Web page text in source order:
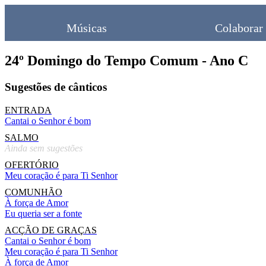
Músicas Colaborar
24º Domingo do Tempo Comum - Ano C
Sugestões de cânticos
ENTRADA
Cantai o Senhor é bom
SALMO
Ainda sem sugestões
OFERTÓRIO
Meu coração é para Ti Senhor
COMUNHÃO
À força de Amor
Eu queria ser a fonte
ACÇÃO DE GRAÇAS
Cantai o Senhor é bom
Meu coração é para Ti Senhor
À força de Amor